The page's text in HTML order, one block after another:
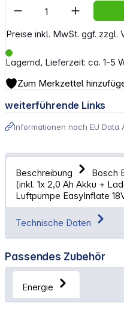
Preise inkl. MwSt. ggf. zzgl.
Lagernd, Lieferzeit: ca. 1-5
Artikel Anzahl:
Zum Merkzettel
weiterführende Links
Informationen nach EU Data
Beschreibung
Bosch
(inkl. 1x 2,0 Ah Akku +
Luftpumpe EasyInflate
Technische Daten
Passendes Zubehör
Energie